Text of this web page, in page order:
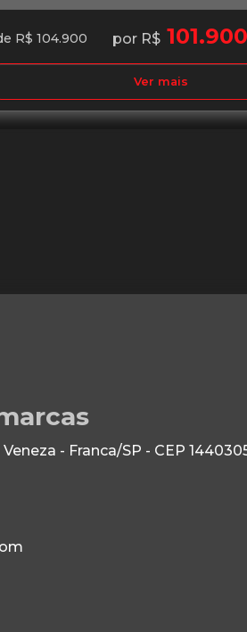
R$ 104.900 por R$ 101.900
Ver mais
- Franca/SP - CEP